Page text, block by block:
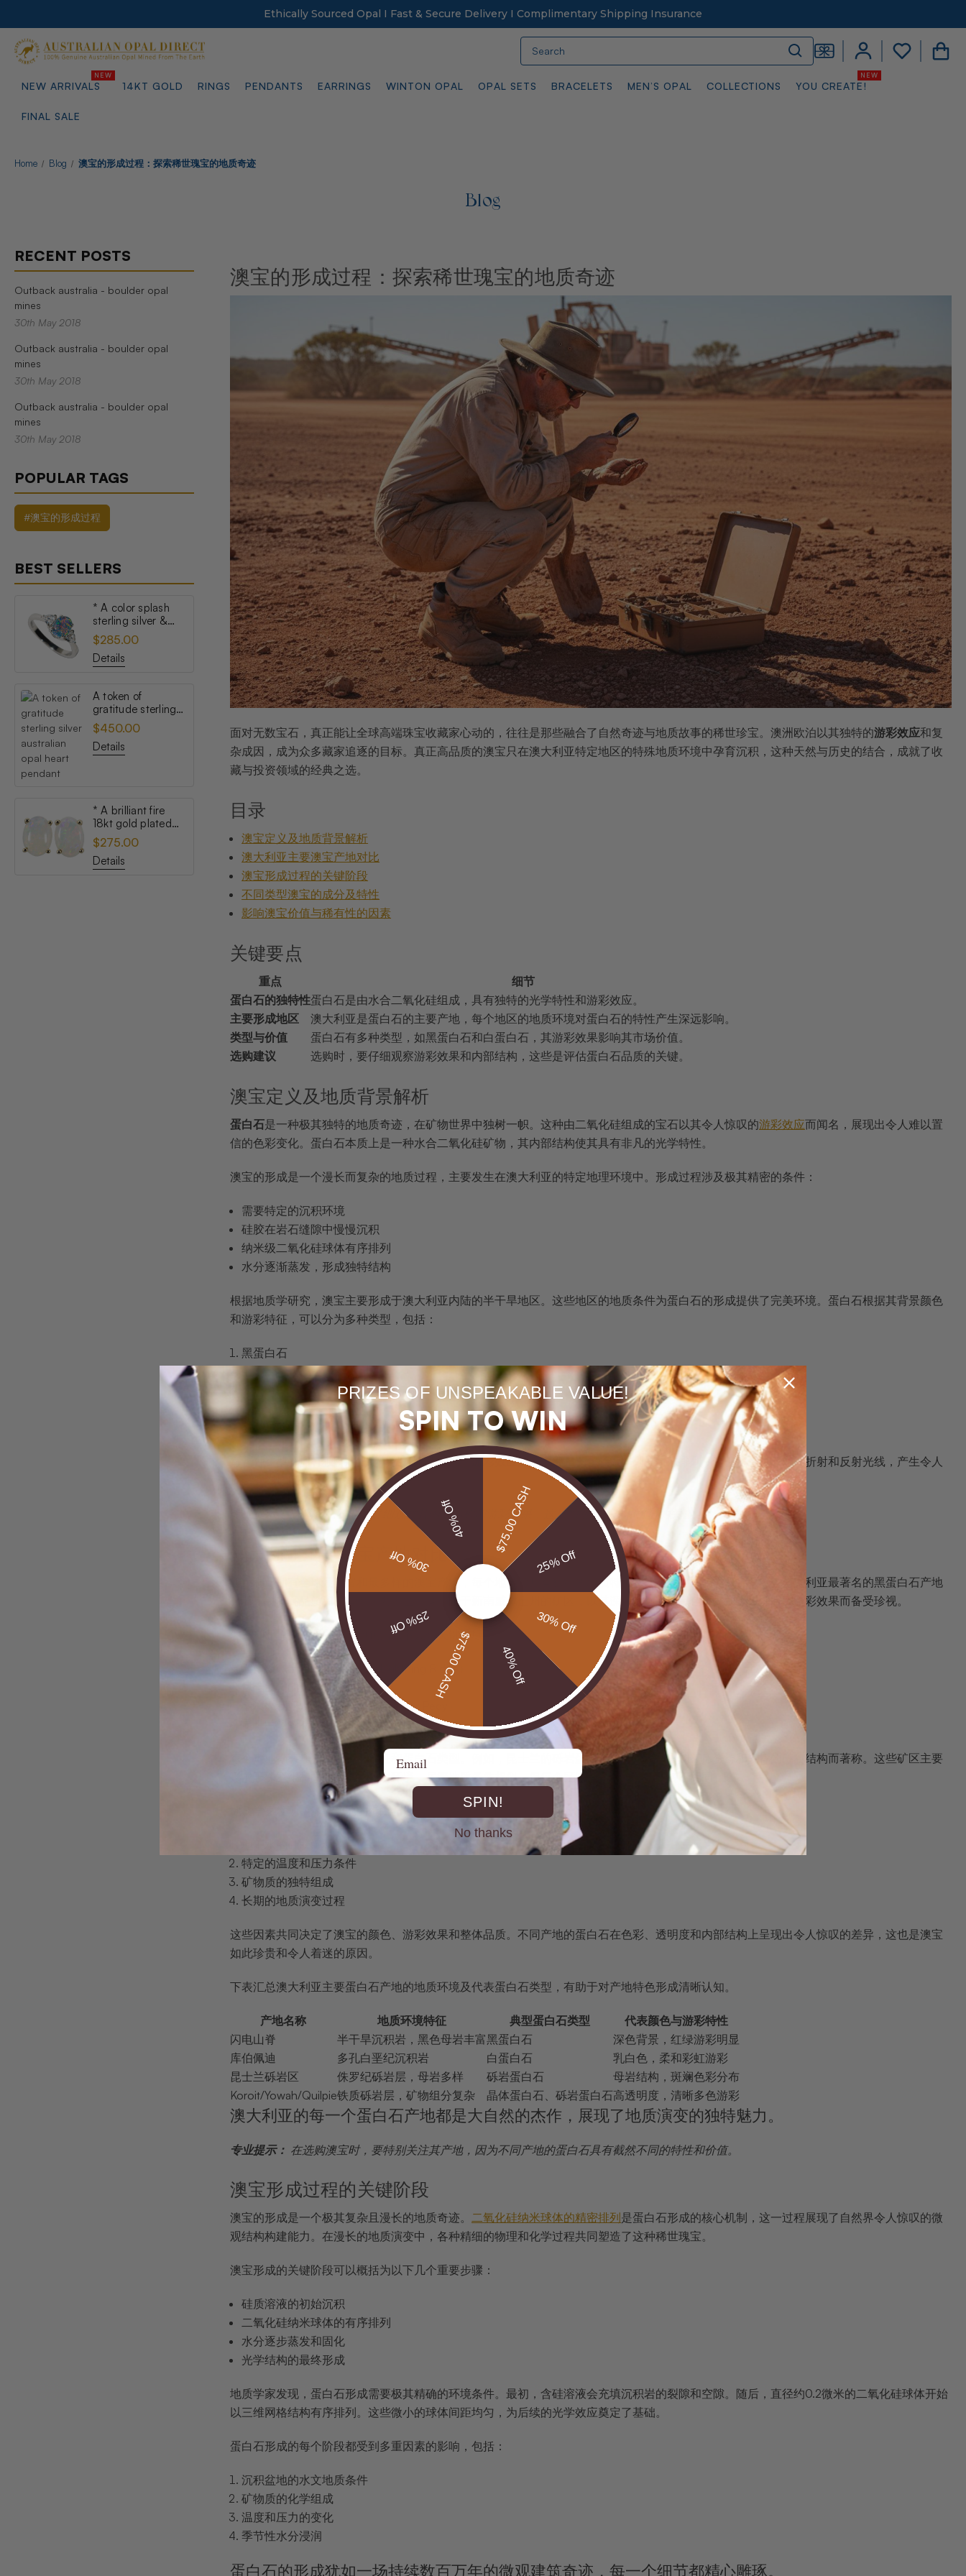
Ethically Sourced Opal I Fast & Secure Delivery I Complimentary Shipping Insurance
NEW ARRIVALS 14KT GOLD RINGS PENDANTS EARRINGS WINTON OPAL OPAL SETS BRACELETS MEN’S OPAL COLLECTIONS YOU CREATE!
FINAL SALE
Home Blog 澳宝的形成过程：探索稀世瑰宝的地质奇迹
Blog
RECENT POSTS
Outback australia - boulder opal
mines
30th May 2018
Outback australia - boulder opal
mines
30th May 2018
Outback australia - boulder opal
mines
30th May 2018
POPULAR TAGS
#澳宝的形成过程
BEST SELLERS
* A color splash
sterling silver &
topaz australian
opal ring
$285.00
Details
A token of
gratitude sterling
silver australian
opal heart pendant
$450.00
Details
* A brilliant fire
18kt gold plated
australian white
opal stud earrings
$275.00
Details
澳宝的形成过程：探索稀世瑰宝的地质奇迹
面对无数宝石，真正能让全球高端珠宝收藏家心动的，往往是那些融合了自然奇迹与地质故事的稀世珍宝。澳洲欧泊以其独特的游彩效应和复
杂成因，成为众多藏家追逐的目标。真正高品质的澳宝只在澳大利亚特定地区的特殊地质环境中孕育沉积，这种天然与历史的结合，成就了收
藏与投资领域的经典之选。
目录
澳宝定义及地质背景解析
澳大利亚主要澳宝产地对比
澳宝形成过程的关键阶段
不同类型澳宝的成分及特性
影响澳宝价值与稀有性的因素
关键要点
重点
细节
蛋白石的独特性蛋白石是由水合二氧化硅组成，具有独特的光学特性和游彩效应。
主要形成地区
澳大利亚是蛋白石的主要产地，每个地区的地质环境对蛋白石的特性产生深远影响。
类型与价值
蛋白石有多种类型，如黑蛋白石和白蛋白石，其游彩效果影响其市场价值。
选购建议
选购时，要仔细观察游彩效果和内部结构，这些是评估蛋白石品质的关键。
澳宝定义及地质背景解析
蛋白石是一种极其独特的地质奇迹，在矿物世界中独树一帜。这种由二氧化硅组成的宝石以其令人惊叹的游彩效应而闻名，展现出令人难以置
信的色彩变化。蛋白石本质上是一种水合二氧化硅矿物，其内部结构使其具有非凡的光学特性。
澳宝的形成是一个漫长而复杂的地质过程，主要发生在澳大利亚的特定地理环境中。形成过程涉及极其精密的条件：
需要特定的沉积环境
硅胶在岩石缝隙中慢慢沉积
纳米级二氧化硅球体有序排列
水分逐渐蒸发，形成独特结构
根据地质学研究，澳宝主要形成于澳大利亚内陆的半干旱地区。这些地区的地质条件为蛋白石的形成提供了完美环境。蛋白石根据其背景颜色
和游彩特征，可以分为多种类型，包括：
黑蛋白石
白蛋白石
砾岩蛋白石
晶体蛋白石
每一种类型都拥有独特的光学特性和形成背景。游彩效应源于内部二氧化硅微阵列的特殊排列，这使得蛋白石能够折射和反射光线，产生令人
惊叹的彩虹般效果。
专业提示： 选购蛋白石时，仔细观察其内部结构和游彩效果，这是判断其品质和价值的关键。
澳大利亚主要澳宝产地对比
澳大利亚拥有全球最丰富和最多样的澳宝产地，每个地区都具有独特的地质特征和矿石风格。
是澳大利亚最著名的黑蛋白石产地
之一，以其高品质和稀有性闻名于世。这个位于新南威尔士州的矿区，以其深邃、纯净的黑色背景和令人惊叹的游彩效果而备受珍视。
澳大利亚主要的蛋白石产地包括以下几个关键区域：
新南威尔士州的闪电山脊（Lightning Ridge）
昆士兰州的砾岩蛋白石矿区
南澳大利亚州的库伯佩迪（Coober Pedy）
昆士兰州的Koroit、Yowah和Quilpie矿场
每个产地都有其独特的地质特征和蛋白石类型。例如，昆士兰的砾岩蛋白石矿区以其丰富的矿床资源和多样的矿石结构而著称。这些矿区主要
形成于侏罗纪和白垩纪的沉积岩环境，尽管地质条件相似，但每个区域的
却各不相同。
地质学家发现，这些产地的蛋白石形成受到多种因素的影响，包括：
地下水的硅胶沉积
特定的温度和压力条件
矿物质的独特组成
长期的地质演变过程
这些因素共同决定了澳宝的颜色、游彩效果和整体品质。不同产地的蛋白石在色彩、透明度和内部结构上呈现出令人惊叹的差异，这也是澳宝
如此珍贵和令人着迷的原因。
下表汇总澳大利亚主要蛋白石产地的地质环境及代表蛋白石类型，有助于对产地特色形成清晰认知。
产地名称 地质环境特征 典型蛋白石类型
代表颜色与游彩特性
闪电山脊
半干旱沉积岩，黑色母岩丰富黑蛋白石
深色背景，红绿游彩明显
库伯佩迪
多孔白垩纪沉积岩 白蛋白石
乳白色，柔和彩虹游彩
昆士兰砾岩区
侏罗纪砾岩层，母岩多样 砾岩蛋白石
母岩结构，斑斓色彩分布
Koroit/Yowah/Quilpie铁质砾岩层，矿物组分复杂 晶体蛋白石、砾岩蛋白石高透明度，清晰多色游彩
澳大利亚的每一个蛋白石产地都是大自然的杰作，展现了地质演变的独特魅力。
专业提示： 在选购澳宝时，要特别关注其产地，因为不同产地的蛋白石具有截然不同的特性和价值。
澳宝形成过程的关键阶段
澳宝的形成是一个极其复杂且漫长的地质奇迹。 二氧化硅纳米球体的精密排列是蛋白石形成的核心机制，这一过程展现了自然界令人惊叹的微
观结构构建能力。在漫长的地质演变中，各种精细的物理和化学过程共同塑造了这种稀世瑰宝。
澳宝形成的关键阶段可以概括为以下几个重要步骤：
硅质溶液的初始沉积
二氧化硅纳米球体的有序排列
水分逐步蒸发和固化
光学结构的最终形成
地质学家发现，蛋白石形成需要极其精确的环境条件。最初，含硅溶液会充填沉积岩的裂隙和空隙。随后，直径约0.2微米的二氧化硅球体开始
以三维网格结构有序排列。这些微小的球体间距均匀，为后续的光学效应奠定了基础。
蛋白石形成的每个阶段都受到多重因素的影响，包括：
沉积盆地的水文地质条件
矿物质的化学组成
温度和压力的变化
季节性水分浸润
蛋白石的形成犹如一场持续数百万年的微观建筑奇迹，每一个细节都精心雕琢。
PRIZES OF UNSPEAKABLE VALUE!
SPIN TO WIN
$75.00 CASH
25% Off
30% Off
40% Off
$75.00 CASH
25% Off
30% Off
40% Off
Email
SPIN!
No thanks